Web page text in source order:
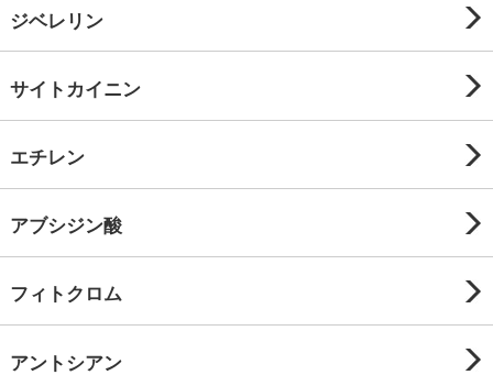
ジベレリン
サイトカイニン
エチレン
アブシジン酸
フィトクロム
アントシアン